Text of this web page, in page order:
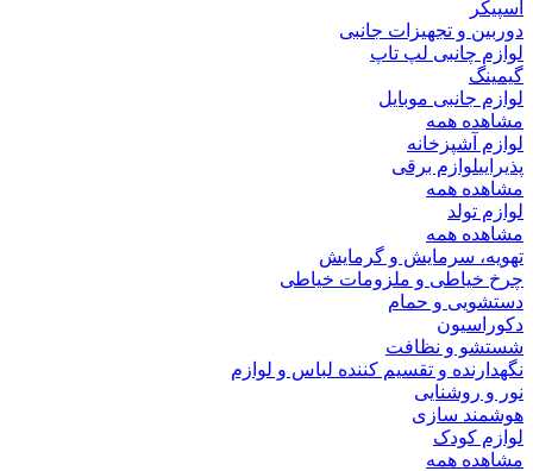
اسپیکر
دوربین و تجهیزات جانبی
لوازم چانبی لپ تاپ
گیمینگ
لوازم جانبی موبایل
مشاهده همه
لوازم آشپزخانه
پذیراییلوازم برقی
مشاهده همه
لوازم تولد
مشاهده همه
تهویه، سرمایش و گرمایش
چرخ خیاطی و ملزومات خیاطی
دستشویی و حمام
دکوراسیون
شستشو و نظافت
نگهدارنده و تقسیم کننده لباس و لوازم
نور و روشنایی
هوشمند سازی
لوازم کودک
مشاهده همه